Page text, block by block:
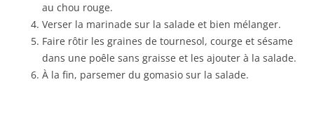
au chou rouge.
Verser la marinade sur la salade et bien mélanger.
Faire rôtir les graines de tournesol, courge et sésame
dans une poêle sans graisse et les ajouter à la salade.
À la fin, parsemer du gomasio sur la salade.